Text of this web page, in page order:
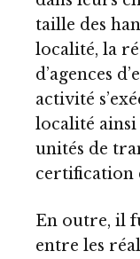
taille des
localité, la
d’agences
activité
localité ainsi
unités de
certification
En outre, il
entre les